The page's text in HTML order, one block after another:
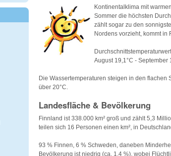
Kontinentalklima mit
Sommer die höchsten
zählt sogar zu den
Nordens vorzieht, kommt in
August 19,1°C - September
Die Wassertemperaturen steigen in den
über 20°C.
Landesfläche & Bevölkerung
Finnland ist 338.000 km² groß und zählt 5,3
teilen sich 16 Personen einen km², in
93 % Finnen, 6 % Schweden, daneben
Bevölkerung ist niedrig (ca. 1,4 %), wobei